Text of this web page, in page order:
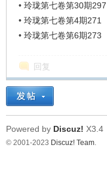
• 玲珑第七卷第30期297
• 玲珑第七卷第4期271
• 玲珑第七卷第6期273
回复
Powered by Discuz! X3.4
© 2001-2023 Discuz! Team.